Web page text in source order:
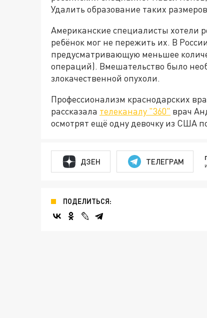
Удалить образование таких
Американские специалисты хотели
ребёнок мог не пережить их. В
предусматривающую меньшее
операций). Вмешательство было
злокачественной опухоли.
Профессионализм краснодарских
рассказала телеканалу "360" врач
осмотрят ещё одну девочку из США
ДЗЕН ТЕЛЕГРАМ
ПОДЕЛИТЬСЯ: